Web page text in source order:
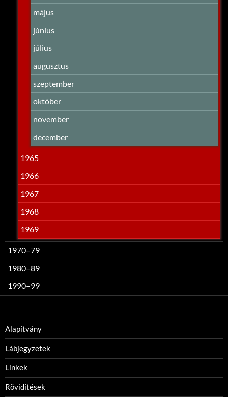
május
június
július
augusztus
szeptember
október
november
december
1965
1966
1967
1968
1969
1970–79
1980–89
1990–99
Alapítvány
Lábjegyzetek
Linkek
Rövidítések